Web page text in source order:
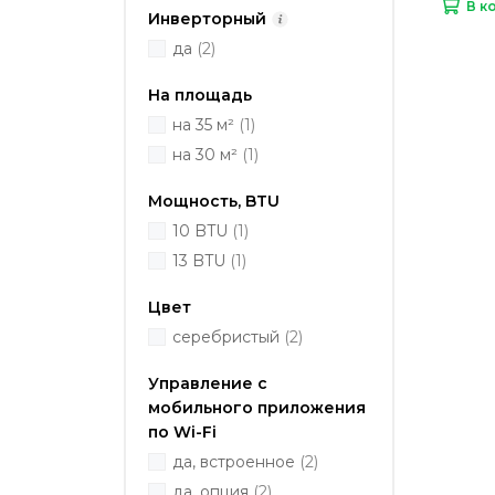
Инверторный
да (2)
На площадь
на 35 м² (1)
на 30 м² (1)
Мощность, BTU
10 BTU (1)
13 BTU (1)
Цвет
серебристый (2)
Управление c
мобильного приложения
по Wi-Fi
да, встроенное (2)
В